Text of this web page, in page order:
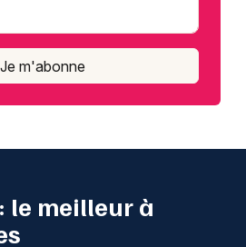
Je m'abonne
le meilleur à